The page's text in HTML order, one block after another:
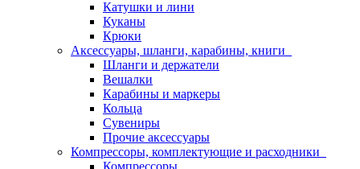
Катушки и лини
Куканы
Крюки
Аксессуары, шланги, карабины, книги
Шланги и держатели
Вешалки
Карабины и маркеры
Кольца
Сувениры
Прочие аксессуары
Компрессоры, комплектующие и расходники
Компрессоры